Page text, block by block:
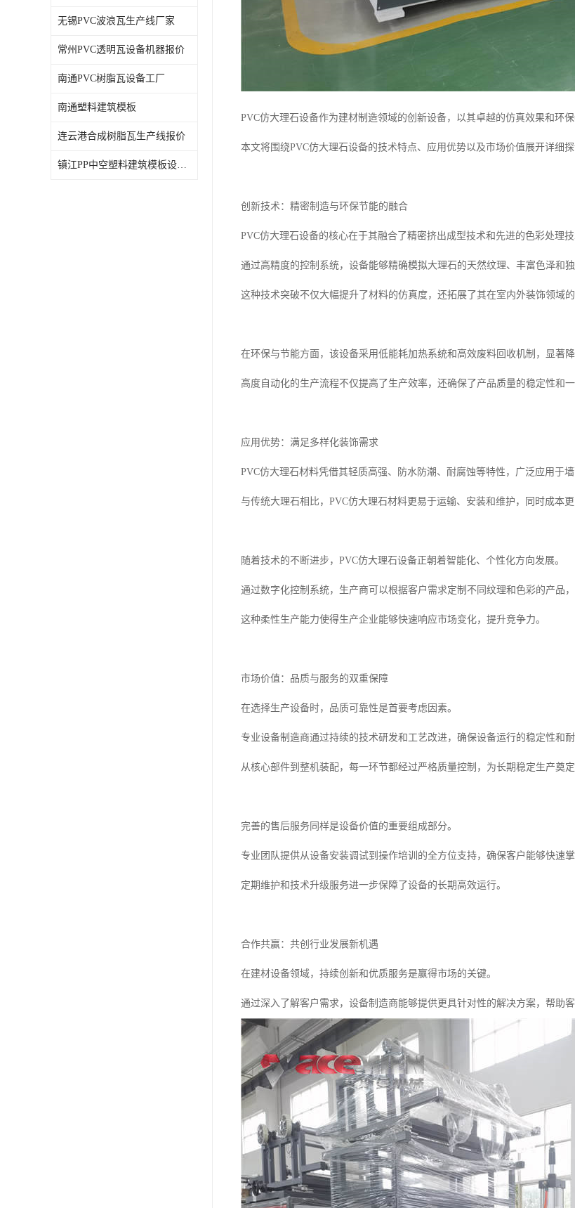
无锡PVC波浪瓦生产线厂家
常州PVC透明瓦设备机器报价
南通PVC树脂瓦设备工厂
南通塑料建筑模板
连云港合成树脂瓦生产线报价
镇江PP中空塑料建筑模板设备工厂
PVC仿大理石设备作为建材制造领域的创新设备，以其卓越的仿真效果和环
本文将围绕PVC仿大理石设备的技术特点、应用优势以及市场价值展开详细
创新技术：精密制造与环保节能的融合
PVC仿大理石设备的核心在于其融合了精密挤出成型技术和先进的色彩处理技
通过高精度的控制系统，设备能够精确模拟大理石的天然纹理、丰富色泽和
这种技术突破不仅大幅提升了材料的仿真度，还拓展了其在室内外装饰领域的
在环保与节能方面，该设备采用低能耗加热系统和高效废料回收机制，显著
高度自动化的生产流程不仅提高了生产效率，还确保了产品质量的稳定性和
应用优势：满足多样化装饰需求
PVC仿大理石材料凭借其轻质高强、防水防潮、耐腐蚀等特性，广泛应用于
与传统大理石相比，PVC仿大理石材料更易于运输、安装和维护，同时成本
随着技术的不断进步，PVC仿大理石设备正朝着智能化、个性化方向发展。
通过数字化控制系统，生产商可以根据客户需求定制不同纹理和色彩的产品
这种柔性生产能力使得生产企业能够快速响应市场变化，提升竞争力。
市场价值：品质与服务的双重保障
在选择生产设备时，品质可靠性是首要考虑因素。
专业设备制造商通过持续的技术研发和工艺改进，确保设备运行的稳定性和耐
从核心部件到整机装配，每一环节都经过严格质量控制，为长期稳定生产奠定
完善的售后服务同样是设备价值的重要组成部分。
专业团队提供从设备安装调试到操作培训的全方位支持，确保客户能够快速
定期维护和技术升级服务进一步保障了设备的长期高效运行。
合作共赢：共创行业发展新机遇
在建材设备领域，持续创新和优质服务是赢得市场的关键。
通过深入了解客户需求，设备制造商能够提供更具针对性的解决方案，帮助